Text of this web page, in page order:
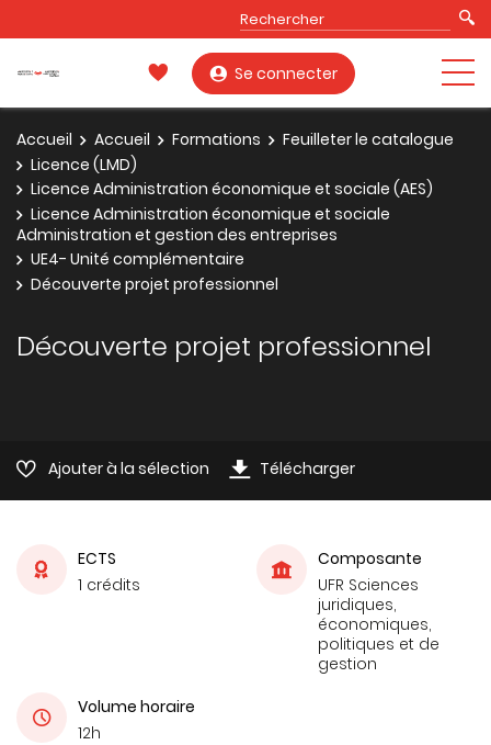
Se connecter
Accueil Accueil Formations
Feuilleter le catalogue
Licence (LMD)
Licence Administration économique et sociale (AES)
Licence Administration économique et sociale
Administration et gestion des entreprises
UE4- Unité complémentaire
Découverte projet professionnel
Découverte projet professionnel
Ajouter à la sélection Télécharger
ECTS
1 crédits
Composante
UFR Sciences
juridiques,
économiques,
politiques et de
gestion
Volume horaire
12h